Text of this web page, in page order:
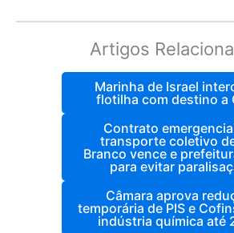
Artigos
Marinha de Israel
flotilha com destino a
Contrato
transporte coletivo
Branco vence e
para evitar
Câmara aprova
temporária de PIS e
indústria química até